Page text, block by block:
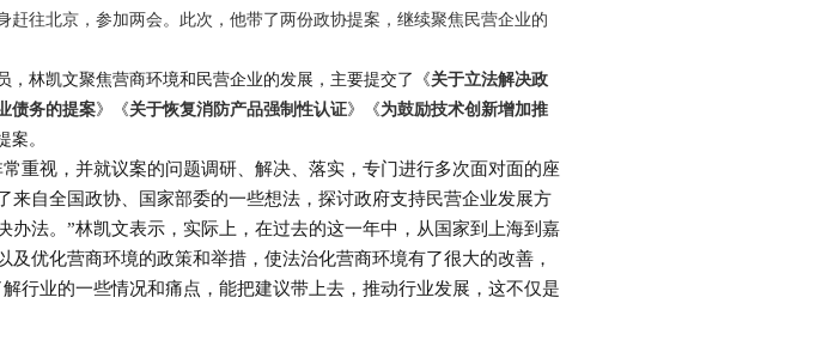
赶往北京，参加两会。此次，他带了两份政协提案，继续聚焦民营企业的
，林凯文聚焦营商环境和民营企业的发展，主要提交了《关于立法解决政
债务的提案》《关于恢复消防产品强制性认证》《为鼓励技术创新增加推
案。
重视，并就议案的问题调研、解决、落实，专门进行多次面对面的座
来自全国政协、国家部委的一些想法，探讨政府支持民营企业发展方
办法。”林凯文表示，实际上，在过去的这一年中，从国家到上海到嘉
及优化营商环境的政策和举措，使法治化营商环境有了很大的改善，
解行业的一些情况和痛点，能把建议带上去，推动行业发展，这不仅是